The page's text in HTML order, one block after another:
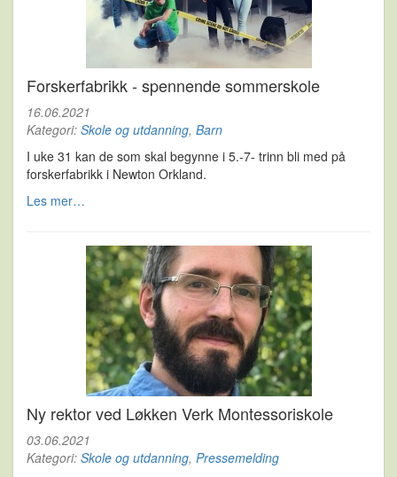
Forskerfabrikk - spennende sommerskole
16.06.2021
Kategori: Skole og utdanning, Barn
I uke 31 kan de som skal begynne i 5.-7- trinn bli med på
forskerfabrikk i Newton Orkland.
Les mer…
Ny rektor ved Løkken Verk Montessoriskole
03.06.2021
Kategori: Skole og utdanning, Pressemelding